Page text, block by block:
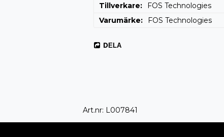
Tillverkare
FOS Technologies
Varumärke
FOS Technologies
DELA
Art.nr: L007841